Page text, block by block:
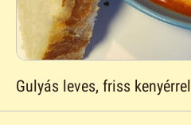
Gulyás leves, friss kenyérrel